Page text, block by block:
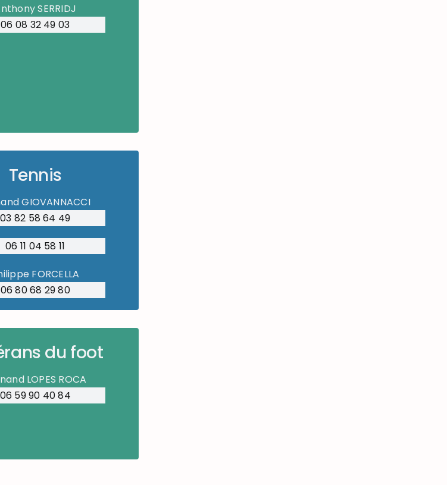
SERRIDJ
06 08 32 49 03
Tennis
GIOVANNACCI
03 82 58 64 49
06 11 04 58 11
FORCELLA
06 80 68 29 80
du foot
LOPES ROCA
06 59 90 40 84